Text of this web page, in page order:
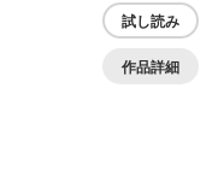
試し読み
作品詳細